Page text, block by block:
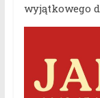
wyjątkowego